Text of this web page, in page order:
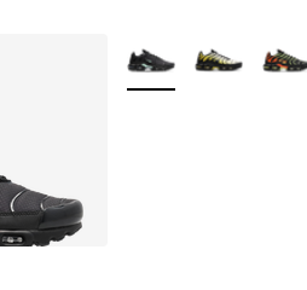
Meer kleuren